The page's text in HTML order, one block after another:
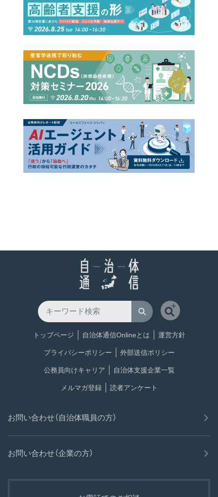
トップページ 自治体通信Onlineとは 運営方針
プライバシーポリシー 外部送信ポリシー
公務員向けキャリア 自治体支援企業一覧
メルマガ登録 読者アンケート
お問い合わせ（自治体職員の方）
お問い合わせ（企業の方）